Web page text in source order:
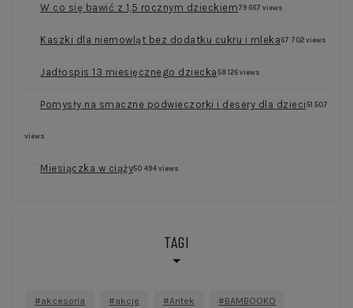
W co się bawić z 1,5 rocznym dzieckiem 79 667 views
Kaszki dla niemowląt bez dodatku cukru i mleka 67 702 views
Jadłospis 13 miesięcznego dziecka 58 126 views
Pomysły na smaczne podwieczorki i desery dla dzieci 51 507
views
Miesiączka w ciąży50 494 views
TAGI
akcesoria akcje Antek BAMBOOKO